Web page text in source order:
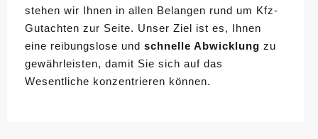
stehen wir Ihnen in allen Belangen rund um Kfz-
Gutachten zur Seite. Unser Ziel ist es, Ihnen
eine reibungslose und schnelle Abwicklung zu
gewährleisten, damit Sie sich auf das
Wesentliche konzentrieren können.